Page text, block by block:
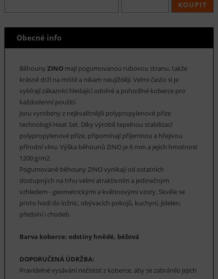
KOUPIT
Obecné info
Běhouny ZINOmají pogumovanou rubovou stranu, takže
krásně drží na místě a nikam neujíždějí. Velmi často si je
vybírají zákazníci hledající odolné a pohodlné koberce pro
každodenní použití.
Jsou vyrobeny z nejkvalitnější polypropylenové příze
technologií Heat Set. Díky výrobě tepelnou stabilizací
polypropylenové příze, připomínají příjemnou a hřejivou
přírodní vlnu. Výška běhounů ZINO je 6 mm a jejich hmotnost
1200 g/m2.
Pogumované běhouny ZINO vynikají od ostatních
dostupných na trhu velmi atraktivním a jedinečným
vzhledem - geometrickými a květinovými vzory. Skvěle se
proto hodí do ložnic, obývacích pokojů, kuchyní, jídelen,
předsíní i chodeb.
Barva koberce: odstíny hnědé, béžová
DOPORUČENÁ ÚDRŽBA:
Pravidelné vysávání nečistot z koberce, aby se zabránilo jejich